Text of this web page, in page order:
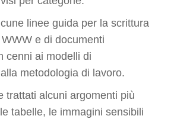
linee guida per la scrittura
e di documenti
cenni ai modelli di
metodologia di lavoro.
trattati alcuni argomenti più
tabelle, le immagini sensibili